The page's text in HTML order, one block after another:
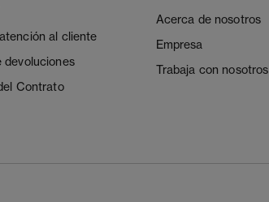
al cliente
devoluciones
Contrato
Acerca de nosotros
Empresa
Trabaja con nosotros